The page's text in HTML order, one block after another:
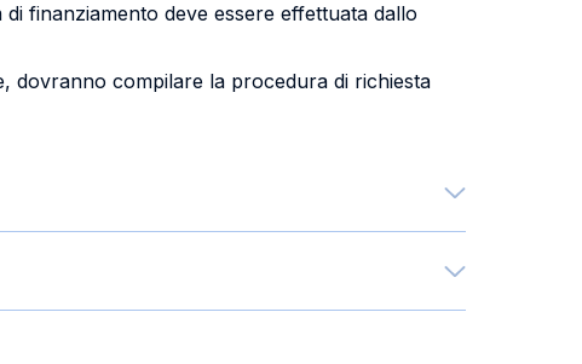
di finanziamento deve essere effettuata dallo
dovranno compilare la procedura di richiesta